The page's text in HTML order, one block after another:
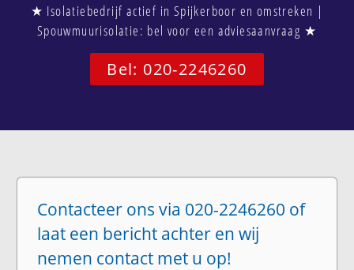
★ Isolatiebedrijf actief in Spijkerboor en omstreken |
Spouwmuurisolatie: bel voor een adviesaanvraag ★
Bel: 020-2246260
Contacteer ons via 020-2246260 of
laat een bericht achter en wij
nemen contact met u op!